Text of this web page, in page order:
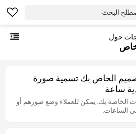
البحث
حول
الخاص بك تسمية صورة
ساعة
الخاصة بك. يمكن للعملاء وضع صورهم أو
الساعات.